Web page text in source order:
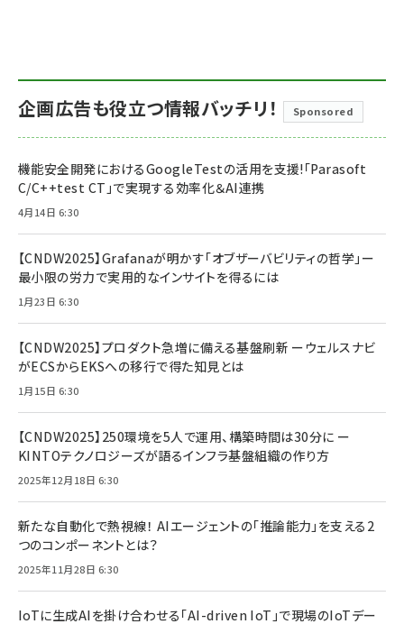
企画広告も役立つ情報バッチリ！ Sponsored
機能安全開発におけるGoogleTestの活用を支援!「Parasoft
C/C++test CT」で実現する効率化＆AI連携
4月14日 6:30
【CNDW2025】Grafanaが明かす「オブザーバビリティの哲学」ー
最小限の労力で実用的なインサイトを得るには
1月23日 6:30
【CNDW2025】プロダクト急増に備える基盤刷新 ーウェルスナビ
がECSからEKSへの移行で得た知見とは
1月15日 6:30
【CNDW2025】250環境を5人で運用、構築時間は30分に ー
KINTOテクノロジーズが語るインフラ基盤組織の作り方
2025年12月18日 6:30
新たな自動化で熱視線！ AIエージェントの「推論能力」を支える2
つのコンポーネントとは？
2025年11月28日 6:30
IoTに生成AIを掛け合わせる「AI-driven IoT」で現場のIoTデー